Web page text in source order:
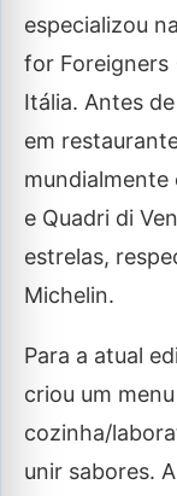
especializou
for Foreigners
Itália. Antes
em
mundialmente
e Quadri di
estrelas,
Michelin.
Para a atual
criou um
cozinha/
unir sabores.